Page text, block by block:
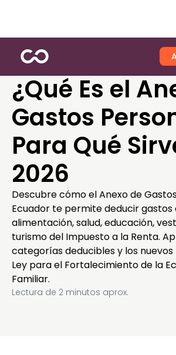
¿Qué Es el
Gastos
Para Qué
2026
Descubre cómo el Anexo de
Ecuador te permite deducir gastos
alimentación, salud, educación,
turismo del Impuesto a la Renta.
categorías deducibles y los
Ley para el Fortalecimiento de la
Familiar.
Lectura de 2 minutos aprox.